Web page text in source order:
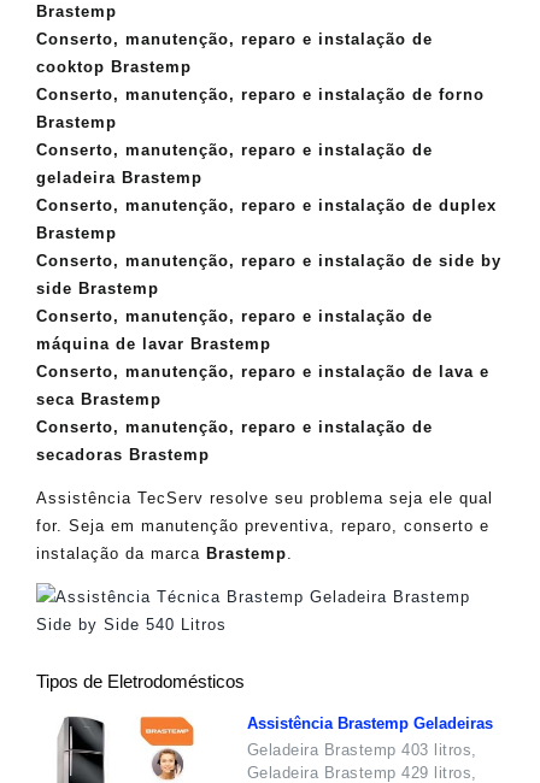
Brastemp
Conserto, manutenção, reparo e instalação de
cooktop Brastemp
Conserto, manutenção, reparo e instalação de forno
Brastemp
Conserto, manutenção, reparo e instalação de
geladeira Brastemp
Conserto, manutenção, reparo e instalação de duplex
Brastemp
Conserto, manutenção, reparo e instalação de side by
side Brastemp
Conserto, manutenção, reparo e instalação de
máquina de lavar Brastemp
Conserto, manutenção, reparo e instalação de lava e
seca Brastemp
Conserto, manutenção, reparo e instalação de
secadoras Brastemp
Assistência TecServ resolve seu problema seja ele qual
for. Seja em manutenção preventiva, reparo, conserto e
instalação da marca Brastemp
Tipos de Eletrodomésticos
Assistência Brastemp Geladeiras
Geladeira Brastemp 403 litros,
Geladeira Brastemp 429 litros,